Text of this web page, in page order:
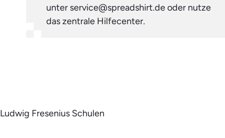
unter service@spreadshirt.de oder nutze
das zentrale Hilfecenter.
Ludwig Fresenius Schulen